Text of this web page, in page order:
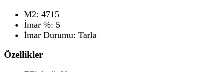
M2: 4715
İmar %: 5
İmar Durumu: Tarla
Özellikler